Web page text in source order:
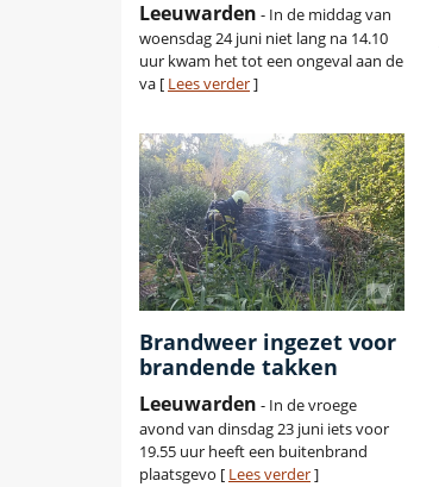
Leeuwarden - In de middag van
woensdag 24 juni niet lang na 14.10
uur kwam het tot een ongeval aan de
va [ Lees verder]
Brandweer ingezet voor
brandende takken
Leeuwarden - In de vroege
avond van dinsdag 23 juni iets voor
19.55 uur heeft een buitenbrand
plaatsgevo [ Lees verder]